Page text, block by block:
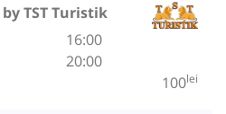
TST Turistik
16:00
20:00
100lei